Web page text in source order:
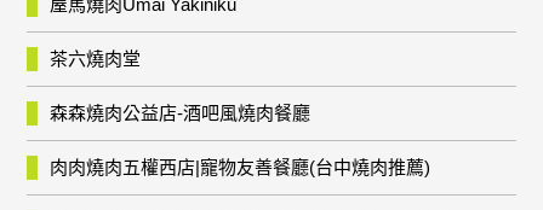
屋馬燒肉Umai Yakiniku
茶六燒肉堂
森森燒肉公益店-酒吧風燒肉餐廳
肉肉燒肉五權西店|寵物友善餐廳(台中燒肉推薦)